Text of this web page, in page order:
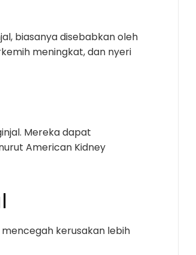
biasanya disebabkan oleh
meningkat, dan nyeri
Mereka dapat
American Kidney
kerusakan lebih